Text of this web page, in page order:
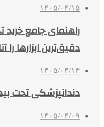
۱۴۰۵/۰۴/۱۵
راهنمای جامع خرید
دقیق‌ترین ابزارها را
۱۴۰۵/۰۴/۱۳
دندانپزشکی تحت
۱۴۰۵/۰۴/۰۹